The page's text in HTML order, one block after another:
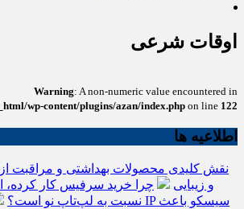
اوقات شرعی
Warning: A non-numeric value encountered in
wp-content/plugins/azan/index.php on line 122
اطلاعیه ها
نقش کلیدی محصولات بهداشتی و مراقبت
و زیبایی
چرا خرید سرفیس کار کرده،
نسبت به لپ‌تاپ نو است؟